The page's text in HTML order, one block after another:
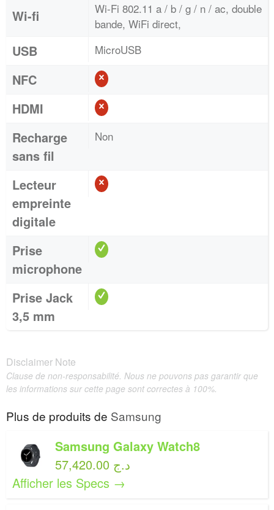
Wi-fi
Wi-Fi 802.11 a / b / g / n / ac, double
bande, WiFi direct,
USB MicroUSB
NFC
HDMI
Recharge
sans fil
Non
Lecteur
empreinte
digitale
Prise
microphone
Prise Jack
3,5 mm
Disclaimer Note
Clause de non-responsabilité. Nous ne pouvons pas garantir que
les informations sur cette page sont correctes à 100%.
Plus de produits de Samsung
Samsung Galaxy Watch8
57,420.00 د.ج
Afficher les Specs →